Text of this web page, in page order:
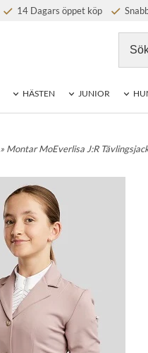
14 Dagars öppet köp
HÄSTEN JUNIOR
» Montar MoEverlisa J:R